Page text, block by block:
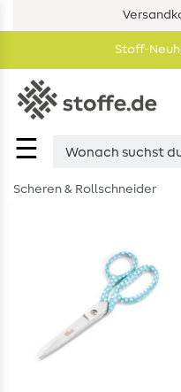
Stoff-
☰
Scheren & Rollschneider